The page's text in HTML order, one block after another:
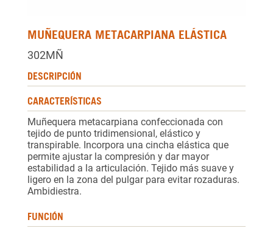
MUÑEQUERA METACARPIANA ELÁSTICA
302MÑ
DESCRIPCIÓN
CARACTERÍSTICAS
Muñequera metacarpiana confeccionada con
tejido de punto tridimensional, elástico y
transpirable. Incorpora una cincha elástica que
permite ajustar la compresión y dar mayor
estabilidad a la articulación. Tejido más suave y
ligero en la zona del pulgar para evitar rozaduras.
Ambidiestra.
FUNCIÓN